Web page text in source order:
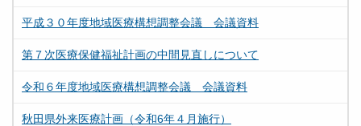
平成３０年度地域医療構想調整会議 会議資料
第７次医療保健福祉計画の中間見直しについて
令和６年度地域医療構想調整会議 会議資料
秋田県外来医療計画（令和6年４月施行）